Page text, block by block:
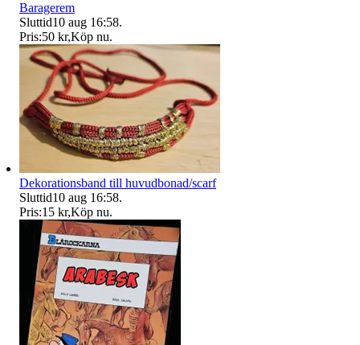
Baragerem
Sluttid10 aug 16:58.
Pris:50 kr,Köp nu.
Dekorationsband till huvudbonad/scarf
Sluttid10 aug 16:58.
Pris:15 kr,Köp nu.